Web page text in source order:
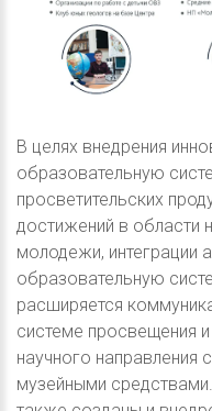
В целях внедрения
образовательную
просветительских
достижений в области
молодежи, интеграции
образовательную
расширяется
системе просвещения
научного направления
музейными